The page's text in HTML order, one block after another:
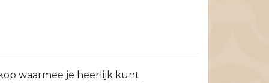
waarmee je heerlijk kunt